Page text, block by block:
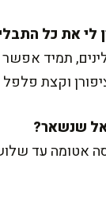
תמיד אפשר
וקצת
עד